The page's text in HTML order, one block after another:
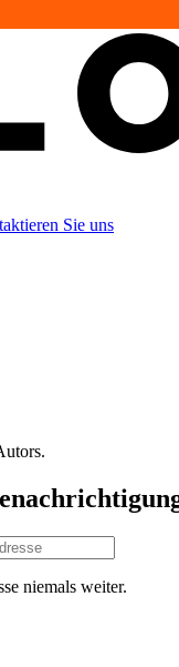
Sie uns
niemals weiter.